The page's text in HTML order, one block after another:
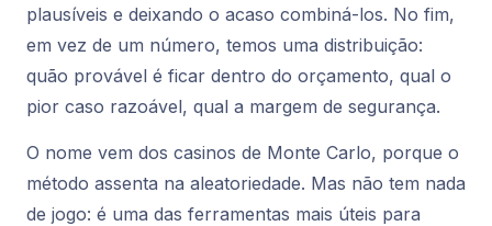
plausíveis e deixando o acaso combiná-los. No fim,
em vez de um número, temos uma distribuição:
quão provável é ficar dentro do orçamento, qual o
pior caso razoável, qual a margem de segurança.
O nome vem dos casinos de Monte Carlo, porque o
método assenta na aleatoriedade. Mas não tem nada
de jogo: é uma das ferramentas mais úteis para